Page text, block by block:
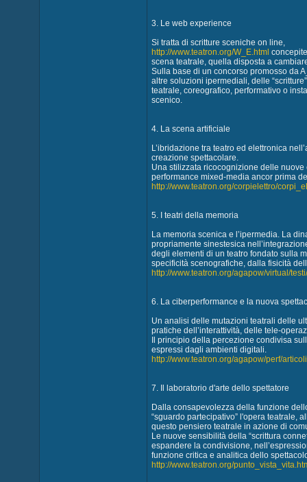
3. Le web experience
Si tratta di scritture sceniche on line,
http://www.teatron.org/W_E.html
scena teatrale, quella disposta a
Sulla base di un concorso promosso da
altre soluzioni ipermediali, delle
teatrale, coreografico, performativo o
scenico.
4. La scena artificiale
L’ibridazione tra teatro ed elettronica
creazione spettacolare.
Una stilizzata ricocognizione delle
performance mixed-media ancor prima
http://www.teatron.org/corpielettro/
5. I teatri della memoria
La memoria scenica e l’ipermedia. La
propriamente sinestesica
degli elementi di un teatro fondato sulla
specificità scenografiche, dalla fisicità
http://www.teatron.org/agapow/virtual/
6. La ciberperformance e la nuova
Un analisi delle mutazioni teatrali delle
pratiche dell’interattività, delle tele-
Il principio della percezione condivisa
espressi dagli ambienti digitali.
http://www.teatron.org/agapow/perf/
7. Il laboratorio d'arte dello spettatore
Dalla consapevolezza della funzione
“sguardo partecipativo” l'opera teatrale,
questo pensiero teatrale in azione di
Le nuove sensibilità della “scrittura
espandere la condivisione,
funzione critica e analitica dello
http://www.teatron.org/